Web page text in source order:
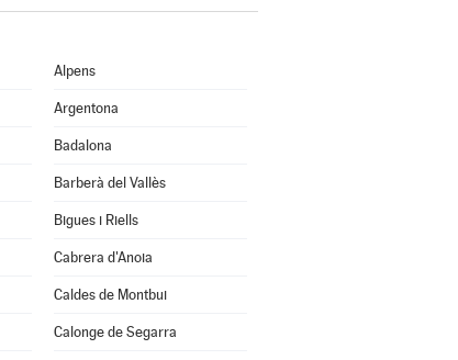
Alpens
Argentona
Badalona
Barberà del Vallès
Bigues i Riells
Cabrera d'Anoia
Caldes de Montbui
Calonge de Segarra